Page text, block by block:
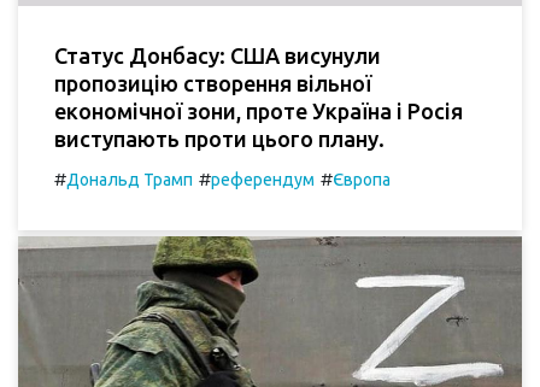
Статус Донбасу: США висунули
пропозицію створення вільної
економічної зони, проте Україна і Росія
виступають проти цього плану.
#Дональд Трамп #референдум #Європа